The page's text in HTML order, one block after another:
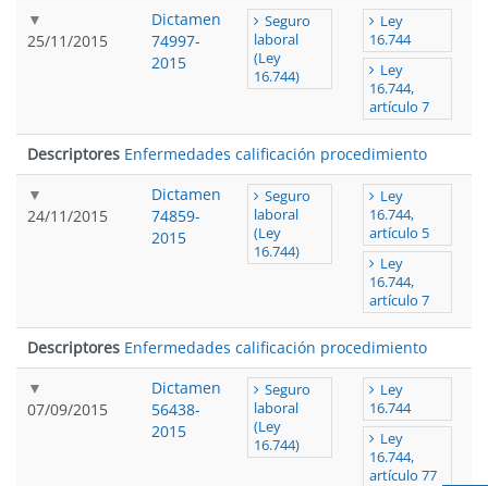
25/11/2015
Dictamen
74997-
2015
Seguro
laboral
(Ley
16.744)
Ley
16.744
Ley
16.744,
artículo 7
Descriptores Enfermedades calificación procedimiento
24/11/2015
Dictamen
74859-
2015
Seguro
laboral
(Ley
16.744)
Ley
16.744,
artículo 5
Ley
16.744,
artículo 7
Descriptores Enfermedades calificación procedimiento
07/09/2015
Dictamen
56438-
2015
Seguro
laboral
(Ley
16.744)
Ley
16.744
Ley
16.744,
artículo 77